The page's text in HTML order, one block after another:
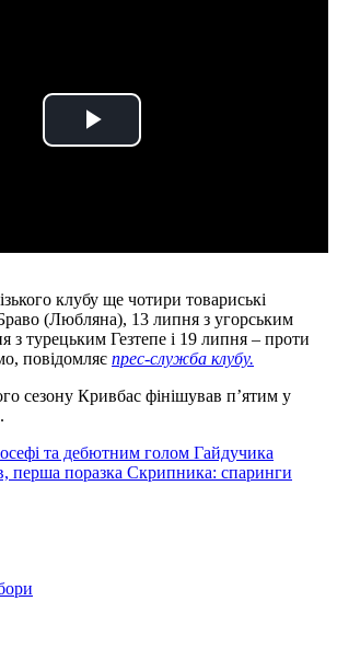
Play
клубу ще чотири товариські
Браво (Любляна), 13 липня з угорським
турецьким Гезтепе і 19 липня – проти
повідомляє прес-служба клубу.
сезону Кривбас фінішував п’ятим у
та дебютним голом Гайдучика
перша поразка Скрипника: спаринги